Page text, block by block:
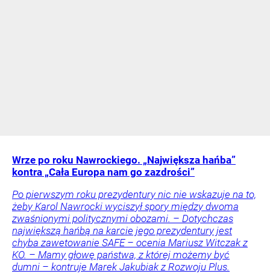
Wrze po roku Nawrockiego. „Największa hańba”
kontra „Cała Europa nam go zazdrości”
Po pierwszym roku prezydentury nic nie wskazuje na to,
żeby Karol Nawrocki wyciszył spory między dwoma
zwaśnionymi politycznymi obozami. – Dotychczas
największą hańbą na karcie jego prezydentury jest
chyba zawetowanie SAFE – ocenia Mariusz Witczak z
KO. – Mamy głowę państwa, z której możemy być
dumni – kontruje Marek Jakubiak z Rozwoju Plus.